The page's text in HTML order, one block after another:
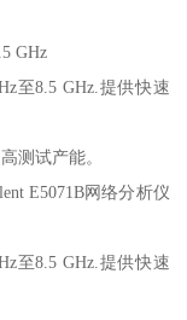
GHz
至8.5 GHz.提供快速
测试产能。
E5071B网络分析仪
至8.5 GHz.提供快速